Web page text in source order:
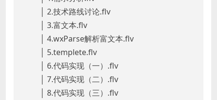
│ 2.技术路线讨论.flv
│ 3.富文本.flv
│ 4.wxParse解析富文本.flv
│ 5.templete.flv
│ 6.代码实现（一）.flv
│ 7.代码实现（二）.flv
│ 8.代码实现（三）.flv